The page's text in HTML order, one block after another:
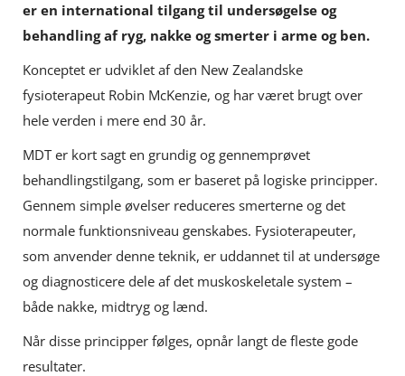
er en international tilgang til undersøgelse og
behandling af ryg, nakke og smerter i arme og ben.
Konceptet er udviklet af den New Zealandske
fysioterapeut Robin McKenzie, og har været brugt over
hele verden i mere end 30 år.
MDT er kort sagt en grundig og gennemprøvet
behandlingstilgang, som er baseret på logiske principper.
Gennem simple øvelser reduceres smerterne og det
normale funktionsniveau genskabes. Fysioterapeuter,
som anvender denne teknik, er uddannet til at undersøge
og diagnosticere dele af det muskoskeletale system –
både nakke, midtryg og lænd.
Når disse principper følges, opnår langt de fleste gode
resultater.